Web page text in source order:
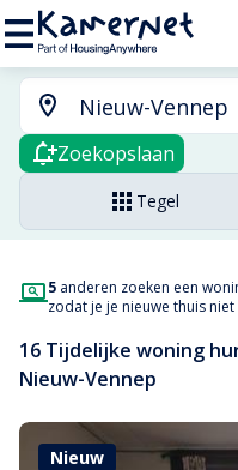
Zoekopslaan
Tegel
5 anderen zoeken een
zodat je je nieuwe thuis
16 Tijdelijke woning
Nieuw-Vennep
Nieuw